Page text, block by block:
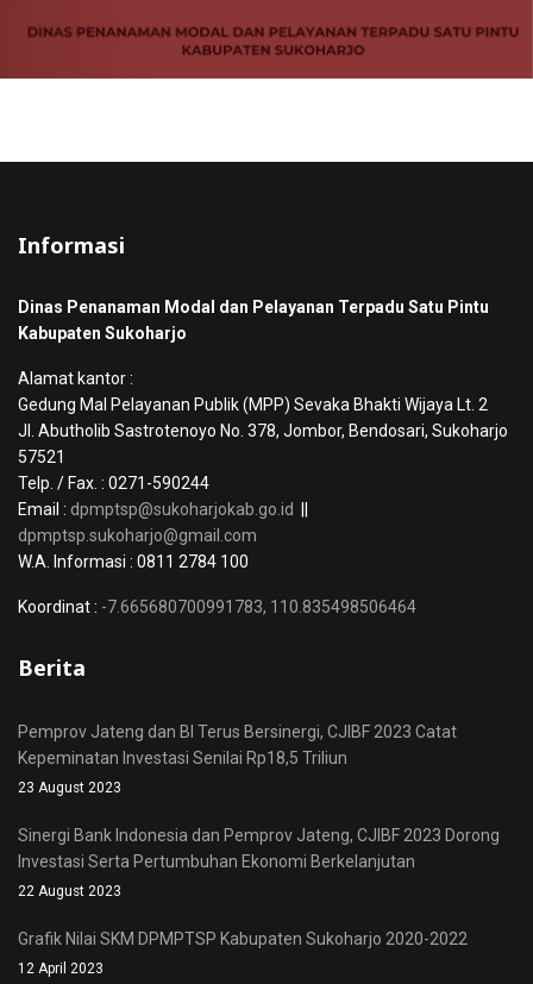
Informasi
Dinas Penanaman Modal dan Pelayanan Terpadu Satu Pintu
Kabupaten Sukoharjo
Alamat kantor :
Gedung Mal Pelayanan Publik (MPP) Sevaka Bhakti Wijaya Lt. 2
Jl. Abutholib Sastrotenoyo No. 378, Jombor, Bendosari, Sukoharjo
57521
Telp. / Fax. : 0271-590244
Email : dpmptsp@sukoharjokab.go.id
dpmptsp.sukoharjo@gmail.com
W.A. Informasi : 0811 2784 100
Koordinat : -7.665680700991783, 110.835498506464
Berita
Pemprov Jateng dan BI Terus Bersinergi, CJIBF 2023 Catat
Kepeminatan Investasi Senilai Rp18,5 Triliun
23 August 2023
Sinergi Bank Indonesia dan Pemprov Jateng, CJIBF 2023 Dorong
Investasi Serta Pertumbuhan Ekonomi Berkelanjutan
22 August 2023
Grafik Nilai SKM DPMPTSP Kabupaten Sukoharjo 2020-2022
12 April 2023